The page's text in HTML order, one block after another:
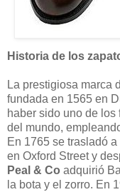
Historia de los
La prestigiosa marca
fundada en 1565 en
haber sido uno de
del mundo,
En 1765 se trasladó
en Oxford Street y
Peal & Co adquirió
la bota y el zorro. En